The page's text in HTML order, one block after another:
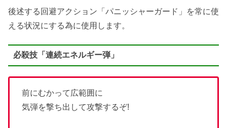
後述する回避アクション「パニッシャーガード」を常に使
える状況にする為に使用します。
必殺技「連続エネルギー弾」
前にむかって広範囲に
気弾を撃ち出して攻撃するぞ!